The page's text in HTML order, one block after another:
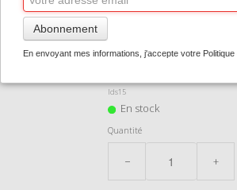
CONTACT
0 ids015
Ids15
En stock
Quantité
− +
Abonnement
En envoyant mes informations, j'accepte votre Politique